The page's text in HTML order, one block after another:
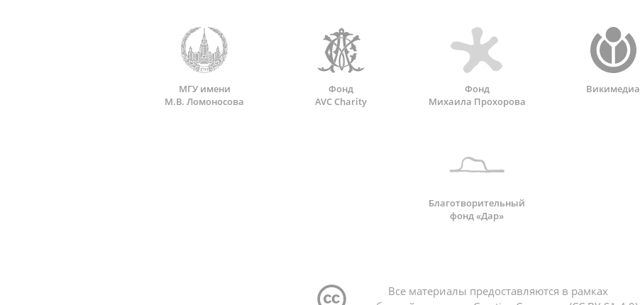
МГУ имени
М.В. Ломоносова
Фонд
AVC Charity
Фонд
Михаила Прохорова
Викимедиа
Благотворительный
фонд «Дар»
Все материалы предоставляются в рамках